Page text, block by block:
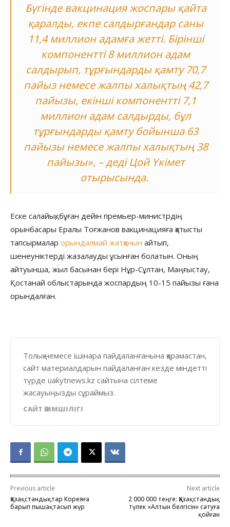
Бүгінде вакцинация жоспары қайта
қаралды, екпе салдырғандар саны
11,4 миллион адамға жетті. Бірінші
компонентті 8 миллион адам
салдырып, тұрғындарды қамту 70,7
пайыз немесе жалпы халықтың 42,7
пайызы, екінші компонентті 7,1
миллион адам салдырды, бұл
тұрғындарды қамту бойынша 63
пайызы немесе жалпы халықтың 38
пайызы», – деді Цой Үкімет
отырысында.
Еске салайық, бұған дейін премьер-министрдің
орынбасары Ералы Тоғжанов вакцинацияға қатысты
тапсырмалар орындалмай жатқанын айтып,
шенеуніктерді жазалауды ұсынған болатын. Оның
айтуынша, жыл басынан бері Нұр-Сұлтан, Маңғыстау,
Қостанай облыстарында жоспардың 10-15 пайызы ғана
орындалған.
Толық немесе ішінара пайдаланғанына қарамастан,
сайт материалдарын пайдаланған кезде міндетті
түрде uakytnews.kz сайтына сілтеме
жасауыңызды сұраймыз.
САЙТ ӘКІМШІЛІГІ
Previous article
Қазақстандықтар Кореяға
барып пышақтасып жүр
Next article
2 000 000 теңге: Қазақстандық
түлек «Алтын белгісін» сатуға
қойған